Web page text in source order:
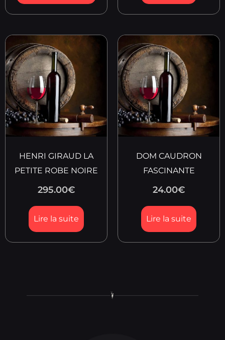
HENRI GIRAUD LA
PETITE ROBE NOIRE
295.00€
Lire la suite
DOM CAUDRON
FASCINANTE
24.00€
Lire la suite